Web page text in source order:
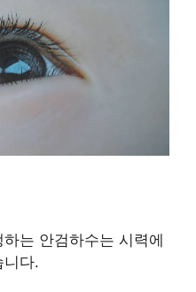
는 안검하수는 시력에
니다.